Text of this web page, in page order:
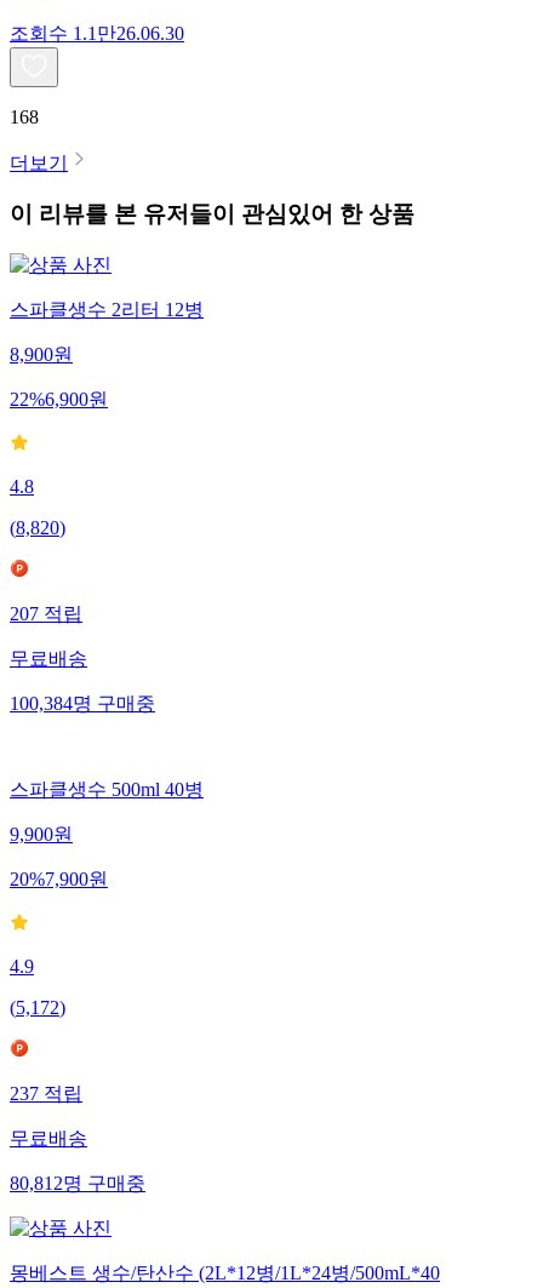
조회수 1.1만26.06.30
168
더보기
이 리뷰를 본 유저들이 관심있어 한 상품
스파클생수 2리터 12병
8,900원
22%6,900원
4.8
(8,820)
207 적립
무료배송
100,384명 구매중
스파클생수 500ml 40병
9,900원
20%7,900원
4.9
(5,172)
237적립
무료배송
80,812명구매중
몽베스트 생수/탄산수 (2L*12병/1L*24병/500mL*40